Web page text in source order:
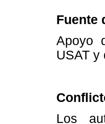
Fuente
Apoyo
USAT y
Los